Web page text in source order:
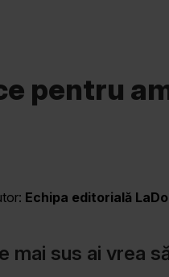
pentru
Echipa editorială
mai sus ai vrea